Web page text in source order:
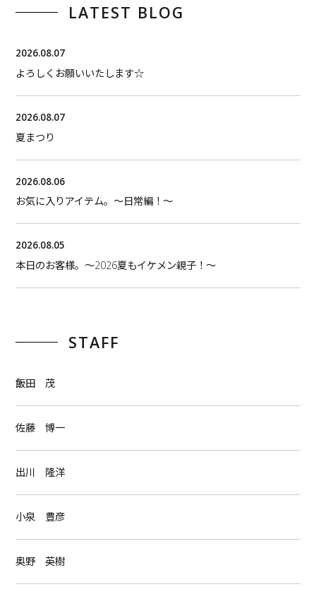
LATEST BLOG
2026.08.07
よろしくお願いいたします☆
2026.08.07
夏まつり
2026.08.06
お気に入りアイテム。〜日常編！〜
2026.08.05
本日のお客様。〜2026夏もイケメン親子！〜
STAFF
飯田 茂
佐藤 博一
出川 隆洋
小泉 豊彦
奥野 英樹